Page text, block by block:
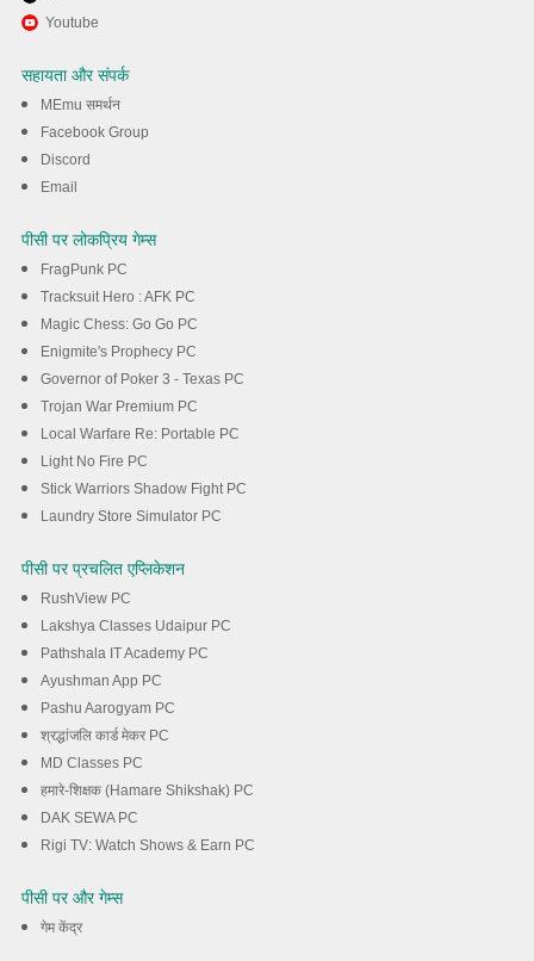
MEmu का उपयोग करके अपने कंप्यूटर
Unlimited&Easy का अनुभव करें
Youtube
सहायता और संपर्क
MEmu समर्थन
Facebook Group
Discord
Email
पीसी पर लोकप्रिय गेम्स
FragPunk PC
Tracksuit Hero : AFK PC
Magic Chess: Go Go PC
Enigmite's Prophecy PC
Governor of Poker 3 - Texas PC
Trojan War Premium PC
Local Warfare Re: Portable PC
Light No Fire PC
Stick Warriors Shadow Fight PC
Laundry Store Simulator PC
पीसी पर प्रचलित एप्लिकेशन
RushView PC
Lakshya Classes Udaipur PC
Pathshala IT Academy PC
Ayushman App PC
Pashu Aarogyam PC
श्रद्धांजलि कार्ड मेकर PC
MD Classes PC
हमारे-शिक्षक (Hamare Shikshak) PC
DAK SEWA PC
Rigi TV: Watch Shows & Earn PC
पीसी पर और गेम्स
गेम केंद्र